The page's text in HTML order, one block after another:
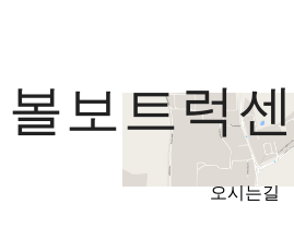
볼보트럭
오시는길